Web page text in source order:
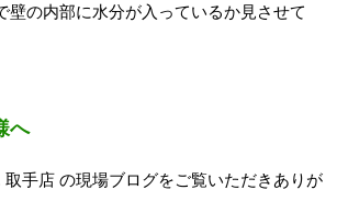
壁の内部に水分が入っているか見させて
へ
手店 の現場ブログをご覧いただきありが